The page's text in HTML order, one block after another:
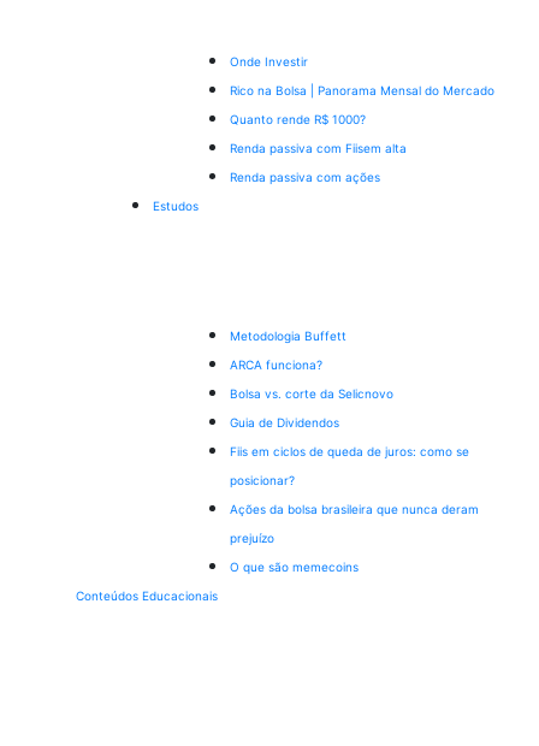
Onde Investir
Rico na Bolsa | Panorama Mensal do Mercado
Quanto rende R$ 1000?
Renda passiva com Fiisem alta
Renda passiva com ações
Estudos
Metodologia Buffett
ARCA funciona?
Bolsa vs. corte da Selicnovo
Guia de Dividendos
Fiis em ciclos de queda de juros: como se
posicionar?
Ações da bolsa brasileira que nunca deram
prejuízo
O que são memecoins
Conteúdos Educacionais